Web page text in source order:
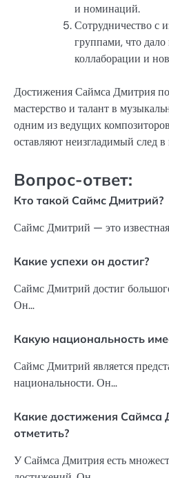
и номинаций.
Сотрудничество с
группами, что
коллаборации и
Достижения Саймса Дмитрия
мастерство и талант в
одним из ведущих
оставляют неизгладимый след
Вопрос-ответ:
Кто такой Саймс Дмитрий?
Саймс Дмитрий — это
Какие успехи он достиг?
Саймс Дмитрий достиг
Он…
Какую национальность
Саймс Дмитрий является
национальности. Он…
Какие достижения Саймса
отметить?
У Саймса Дмитрия есть